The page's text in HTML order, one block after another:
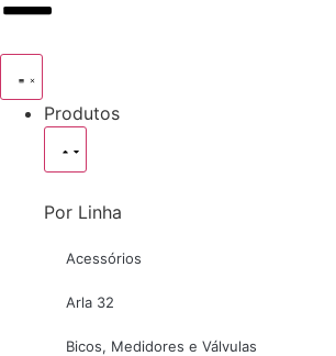
Produtos
Por Linha
Acessórios
Arla 32
Bicos, Medidores e Válvulas